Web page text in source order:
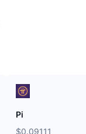
Pi
$0.09111